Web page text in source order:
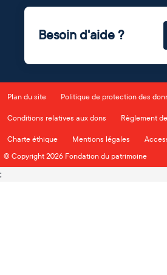
Besoin d'aide ?
Plan du site Politique de protection des
Conditions relatives aux dons Règlement
Charte éthique Mentions légales
© Copyright 2026 Fondation du patrimoine
;